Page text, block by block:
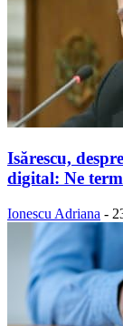
Isărescu,
digital: Ne
Ionescu Adriana -